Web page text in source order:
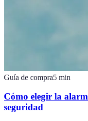
Guía de compra5 min
Cómo elegir la
seguridad